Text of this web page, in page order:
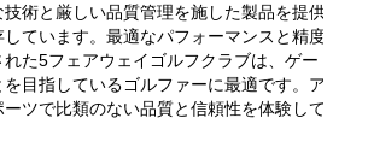
術と厳しい品質管理を施した製品を提供
ています。最適なパフォーマンスと精度
た5フェアウェイゴルフクラブは、ゲー
を目指しているゴルファーに最適です。ア
ーツで比類のない品質と信頼性を体験して